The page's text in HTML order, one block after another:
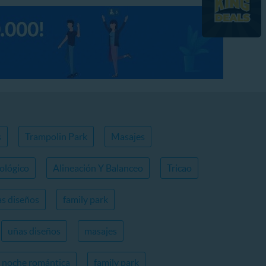
Trampolin Park Masajes
Alineación Y Balanceo Tricao
diseños family park
uñas diseños masajes
noche romántica family park